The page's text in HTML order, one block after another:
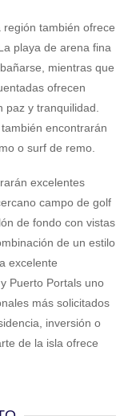
también ofrece
playa de arena fina
mientras que
ofrecen
y tranquilidad.
encontrarán
o surf de remo.
excelentes
campo de golf
de fondo con vistas
de un estilo
excelente
Puerto Portals uno
más solicitados
inversión o
de la isla ofrece